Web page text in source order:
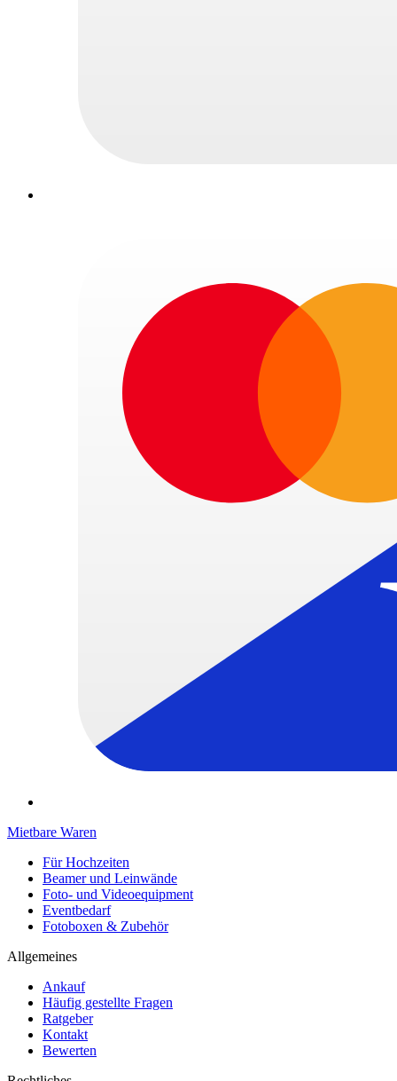
Mietbare Waren
Für Hochzeiten
Beamer und Leinwände
Foto- und Videoequipment
Eventbedarf
Fotoboxen & Zubehör
Allgemeines
Ankauf
Häufig gestellte Fragen
Ratgeber
Kontakt
Bewerten